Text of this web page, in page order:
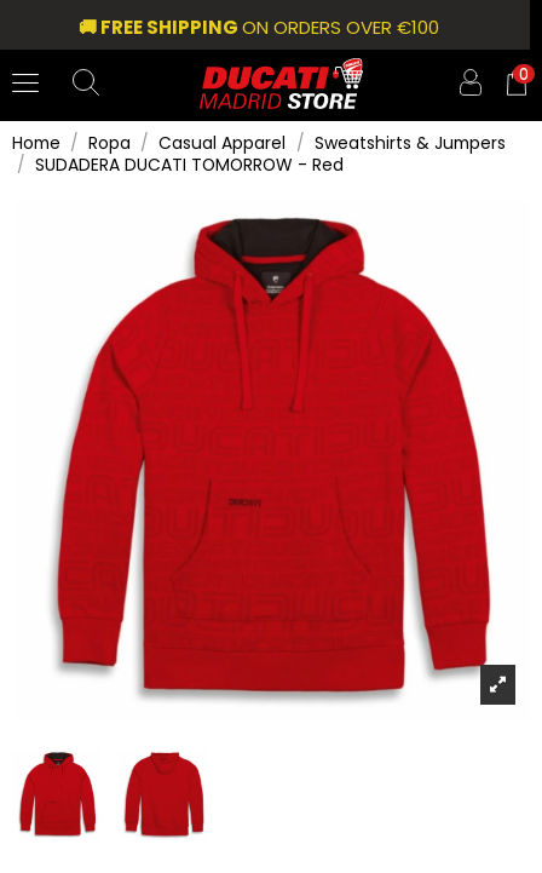
🚚 FREE SHIPPINGON ORDERS OVER €100
0
Home Ropa Casual Apparel
Sweatshirts & Jumpers
SUDADERA DUCATI TOMORROW - Red